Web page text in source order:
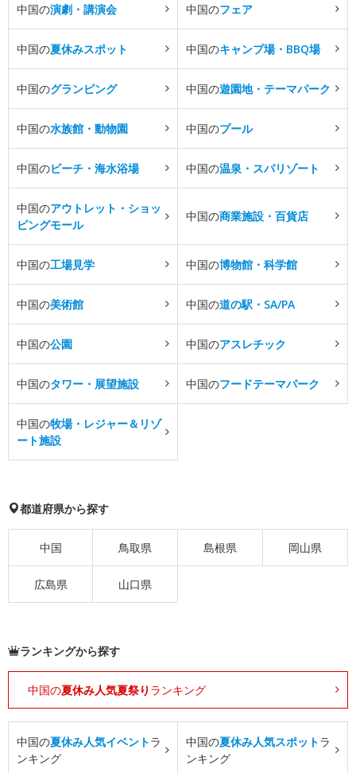
中国の演劇・講演会 中国のフェア
中国の夏休みスポット 中国のキャンプ場・BBQ場
中国のグランピング 中国の遊園地・テーマパーク
中国の水族館・動物園 中国のプール
中国のビーチ・海水浴場 中国の温泉・スパリゾート
中国のアウトレット・ショッ
ピングモール
中国の商業施設・百貨店
中国の工場見学 中国の博物館・科学館
中国の美術館 中国の道の駅・SA/PA
中国の公園 中国のアスレチック
中国のタワー・展望施設 中国のフードテーマパーク
中国の牧場・レジャー＆リゾ
ート施設
都道府県から探す
中国 鳥取県 島根県 岡山県
広島県 山口県
ランキングから探す
中国の夏休み人気夏祭り ランキング
中国の夏休み人気イベントラ
ンキング
中国の夏休み人気スポットラ
ンキング